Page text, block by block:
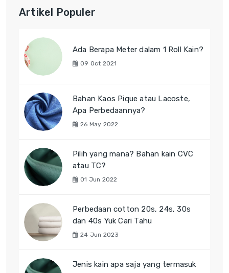
Artikel Populer
Ada Berapa Meter dalam 1 Roll Kain?
09 Oct 2021
Bahan Kaos Pique atau Lacoste,
Apa Perbedaannya?
26 May 2022
Pilih yang mana? Bahan kain CVC
atau TC?
01 Jun 2022
Perbedaan cotton 20s, 24s, 30s
dan 40s Yuk Cari Tahu
24 Jun 2023
Jenis kain apa saja yang termasuk